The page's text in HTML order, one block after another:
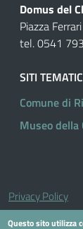
Domus del
Piazza
tel. 0541
SITI
Comune di
Museo della
Small
Privacy Policy
Cookie Policy
Questo sito utilizza